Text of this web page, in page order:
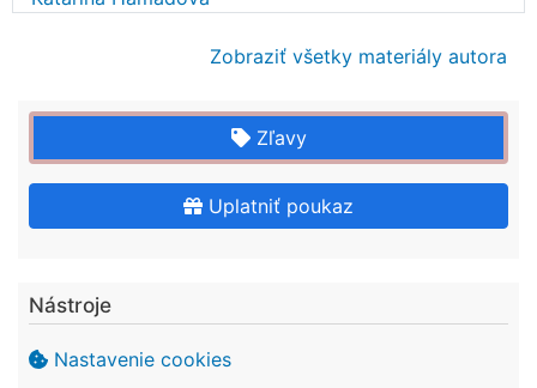
Zobraziť všetky materiály autora
Zľavy
Uplatniť poukaz
Nástroje
Nastavenie cookies